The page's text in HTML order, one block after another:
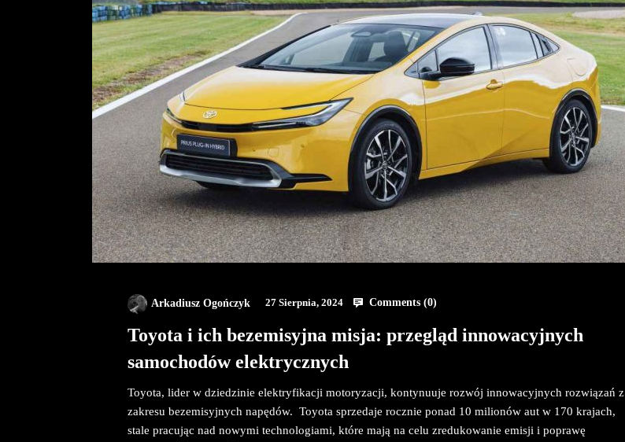
Arkadiusz Ogończyk 27 Sierpnia, 2024 Comments (0)
Toyota i ich bezemisyjna misja: przegląd innowacyjnych
samochodów elektrycznych
Toyota, lider w dziedzinie elektryfikacji motoryzacji, kontynuuje rozwój innowacyjnych rozwiązań z
zakresu bezemisyjnych napędów. Toyota sprzedaje rocznie ponad 10 milionów aut w 170 krajach,
stale pracując nad nowymi technologiami, które mają na celu zredukowanie emisji i poprawę